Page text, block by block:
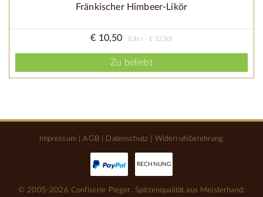
Fränkischer Himbeer-Likör
€ 10,50 (Liter - € 52,50)
Zu beliebt
Impressum|AGB| Datenschutz Widerrufsbelehrung
RECHNUNG
© 2005-2026 Confiserie Pieger. Spitzenqualität aus Meisterhand.